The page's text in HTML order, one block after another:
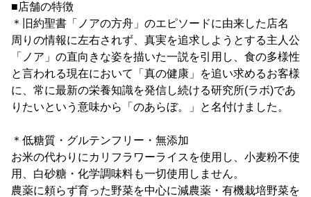
■店舗の特徴
＊旧約聖書「ノアの方舟」のエピソードに由来した店名
周りの情報に左右されず、真実を追求しようとする主人公
「ノア」の直向きな姿を描いた一説を引用し、食の多様性
と言われる現在において「真の健康」を追い求めるお客様
に、常に最新の栄養知識を発信し続ける研究所(ラボ)であ
りたいという意味から「のあらぼ。」と名付けました。
＊低糖質・グルテンフリー・無添加
お米の代わりにカリフラワーライスを使用し、小麦粉不使
用、白砂糖・化学調味料も一切使用しません。
農薬に頼らず育った野菜を中心に減農薬・有機栽培野菜を